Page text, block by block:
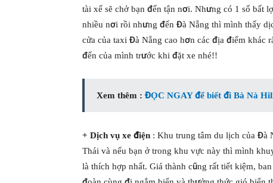
tài xế sẽ chở bạn đến tận nơi. Nhưng có 1 số
nhiều nơi rồi nhưng đến Đà Nẵng thì mình thấy
cửa của taxi Đà Nẵng cao hơn các địa điểm khác
đến của mình trước khi đặt xe nhé!!
Xem thêm : ĐỌC NGAY để biết đi Bà Nà
+ Dịch vụ xe điện : Khu trung tâm du lịch của Đà
Thái và nếu bạn ở trong khu vực này thì mình
là thích hợp nhất. Giá thành cũng rất tiết kiệm,